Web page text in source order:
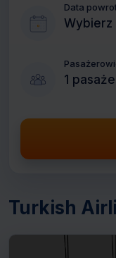
Data
Wybierz
1
Turkish